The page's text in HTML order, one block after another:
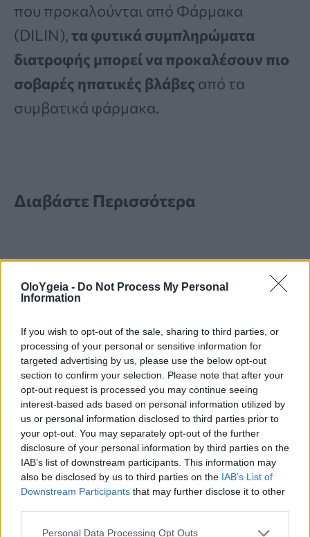
OloYgeia - Do Not Process My Personal
Information
If you wish to opt-out of the sale, sharing to third parties, or
processing of your personal or sensitive information for
targeted advertising by us, please use the below opt-out
section to confirm your selection. Please note that after your
opt-out request is processed you may continue seeing
interest-based ads based on personal information utilized by
us or personal information disclosed to third parties prior to
your opt-out. You may separately opt-out of the further
disclosure of your personal information by third parties on the
IAB’s list of downstream participants. This information may
also be disclosed by us to third parties on the IAB’s List of
Downstream Participants that may further disclose it to other
Personal Data Processing Opt Outs
που προκαλούνται από Φάρμακα
(DILIN),τα φυτικά συμπληρώματα
διατροφής μπορεί να προκαλέσουν πιο
σοβαρές ηπατικές βλάβες από τα
συμβατικά φάρμακα.
Διαβάστε Περισσότερα
ΉΠΑΡ
Just in